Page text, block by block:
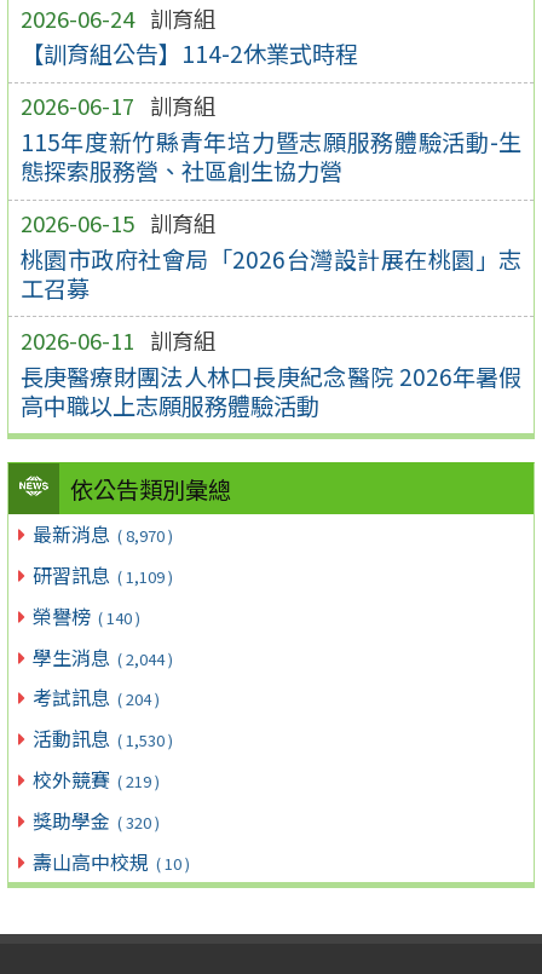
2026-06-24 訓育組
【訓育組公告】114-2休業式時程
2026-06-17 訓育組
115年度新竹縣青年培力暨志願服務體驗活動-生
態探索服務營、社區創生協力營
2026-06-15 訓育組
桃園市政府社會局「2026台灣設計展在桃園」志
工召募
2026-06-11 訓育組
長庚醫療財團法人林口長庚紀念醫院 2026年暑假
高中職以上志願服務體驗活動
依公告類別彙總
最新消息 ( 8,970 )
研習訊息 ( 1,109 )
榮譽榜 ( 140 )
學生消息 ( 2,044 )
考試訊息 ( 204 )
活動訊息 ( 1,530 )
校外競賽 ( 219 )
獎助學金 ( 320 )
壽山高中校規 ( 10 )